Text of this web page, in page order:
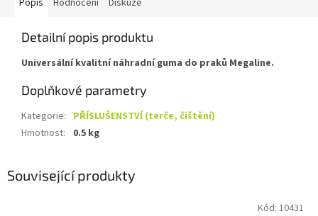
Popis Hodnocení Diskuze
Detailní popis produktu
Universální kvalitní náhradní guma do praků Megaline.
Doplňkové parametry
Kategorie: PŘÍSLUŠENSTVÍ (terče, čištění)
Hmotnost: 0.5 kg
Související produkty
Kód: 10431